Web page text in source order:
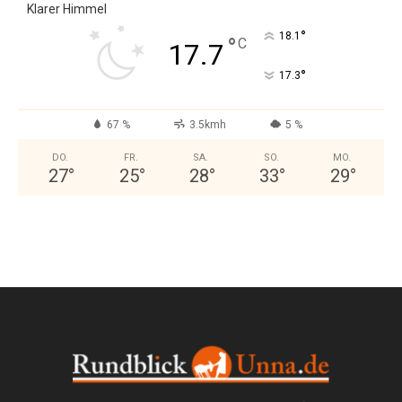
Klarer Himmel
17.7 °C 18.1 °
17.3°
67 % 3.5kmh 5 %
DO.
27°
FR.
25°
SA.
28°
SO.
33°
MO.
29°